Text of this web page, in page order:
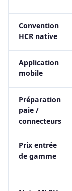
Convention
HCR native
Application
mobile
Préparation
paie /
connecteurs
Prix entrée
de gamme